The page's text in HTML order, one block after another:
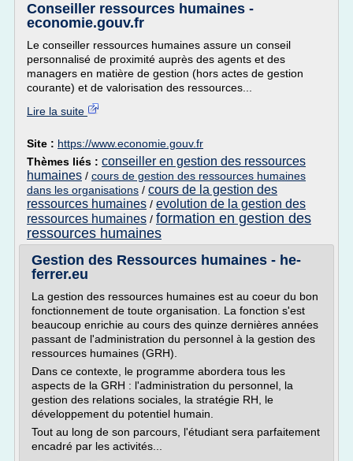
Conseiller ressources humaines -
economie.gouv.fr
Le conseiller ressources humaines assure un conseil
personnalisé de proximité auprès des agents et des
managers en matière de gestion (hors actes de gestion
courante) et de valorisation des ressources...
Lire la suite
Site : https://www.economie.gouv.fr
Thèmes liés : conseiller en gestion des ressources
humaines / cours de gestion des ressources humaines
dans les organisations / cours de la gestion des
ressources humaines / evolution de la gestion des
ressources humaines / formation en gestion des
ressources humaines
Gestion des Ressources humaines - he-
ferrer.eu
La gestion des ressources humaines est au coeur du bon
fonctionnement de toute organisation. La fonction s'est
beaucoup enrichie au cours des quinze dernières années
passant de l'administration du personnel à la gestion des
ressources humaines (GRH).
Dans ce contexte, le programme abordera tous les
aspects de la GRH : l'administration du personnel, la
gestion des relations sociales, la stratégie RH, le
développement du potentiel humain.
Tout au long de son parcours, l'étudiant sera parfaitement
encadré par les activités...